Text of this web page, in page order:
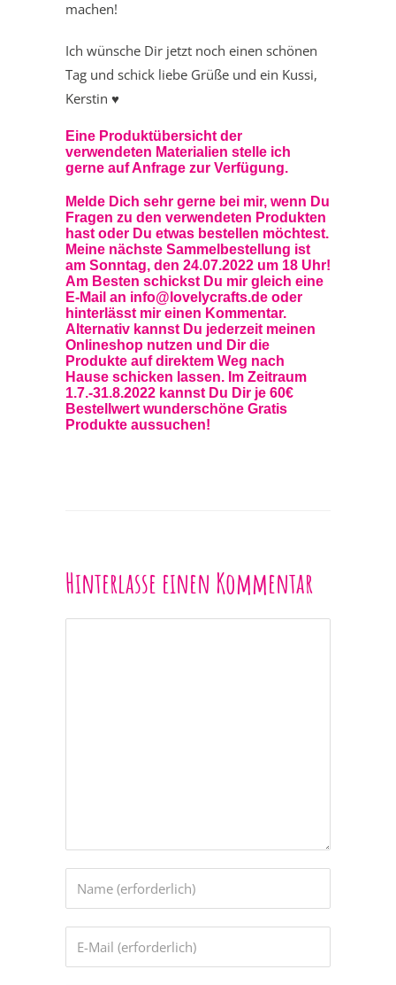
machen!
Ich wünsche Dir jetzt noch einen schönen
Tag und schick liebe Grüße und ein Kussi,
Kerstin ♥
Eine Produktübersicht der
verwendeten Materialien stelle ich
gerne auf Anfrage zur Verfügung.
Melde Dich sehr gerne bei mir, wenn Du
Fragen zu den verwendeten Produkten
hast oder Du etwas bestellen möchtest.
Meine nächste Sammelbestellung ist
am Sonntag, den 24.07.2022 um 18 Uhr!
Am Besten schickst Du mir gleich eine
E-Mail an info@lovelycrafts.de oder
hinterlässt mir einen Kommentar.
Alternativ kannst Du jederzeit meinen
Onlineshop nutzen und Dir die
Produkte auf direktem Weg nach
Hause schicken lassen. Im Zeitraum
1.7.-31.8.2022 kannst Du Dir je 60€
Bestellwert wunderschöne Gratis
Produkte aussuchen!
Hinterlasse einen Kommentar